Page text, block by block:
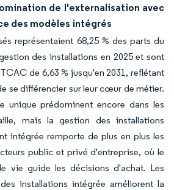
de l'externalisation avec
des modèles intégrés
représentaient 68,25 % des parts du
des installations en 2025 et sont
de 6,63 % jusqu'en 2031, reflétant
se différencier sur leur cœur de métier.
unique prédominent encore dans les
mais la gestion des installations
intégrée remporte de plus en plus les
public et privé d'entreprise, où le
vie guide les décisions d'achat. Les
installations intégrée améliorent la